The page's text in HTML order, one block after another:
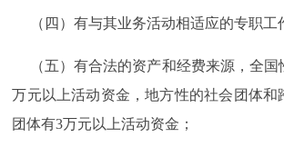
（四）有与其业务活动相适应的专职工
（五）有合法的资产和经费来源，全
万元以上活动资金，地方性的社会团体和
团体有3万元以上活动资金；